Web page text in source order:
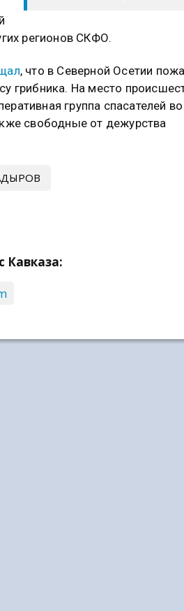
регионов СКФО.
, что в Северной Осетии
грибника. На место
группа спасателей
свободные от дежурства
Кавказа: